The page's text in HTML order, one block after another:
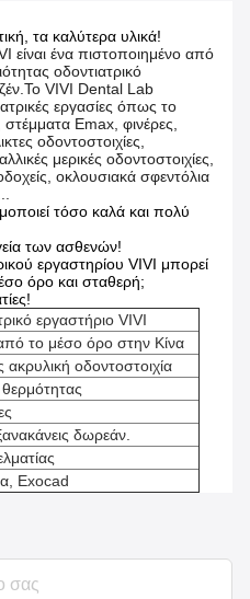
τα καλύτερα υλικά!
είναι ένα πιστοποιημένο από
οδοντιατρικό
VIVI Dental Lab
εργασίες όπως το
Emax, φινέρες,
οδοντοστοιχίες,
μερικές οδοντοστοιχίες,
οκλουσιακά σφεντόλια
τόσο καλά και πολύ
των ασθενών!
εργαστηρίου VIVI μπορεί
όρο και σταθερή;
εργαστήριο VIVI
το μέσο όρο στην Κίνα
ακρυλική οδοντοστοιχία
δωρεάν.
Exocad